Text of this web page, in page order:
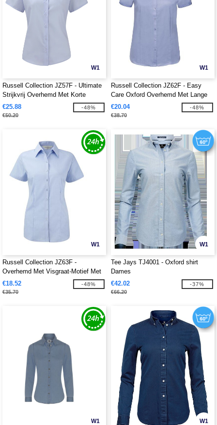
W1
Russell Collection JZ57F - Ultimate
Strijkvrij Overhemd Met Korte
Mouwen
€25.88
€50.20
-48%
W1
Russell Collection JZ62F - Easy
Care Oxford Overhemd Met Lange
Mouw
€20.04
€38.70
-48%
W1
Russell Collection JZ63F -
Overhemd Met Visgraat-Motief Met
Korte Mouw
€18.52
€35.70
-48%
W1
Tee Jays TJ4001 - Oxford shirt
Dames
€42.02
€66.20
-37%
W1 W1